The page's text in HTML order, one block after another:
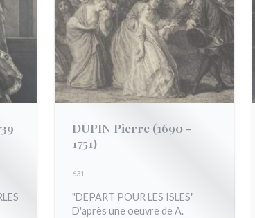
DUPIN Pierre (1690 -
1751)
631
"DEPART POUR LES ISLES"
D'après une oeuvre de A.